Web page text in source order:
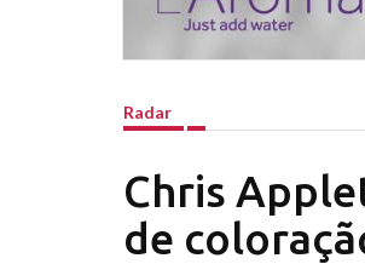
Radar
Chris
de